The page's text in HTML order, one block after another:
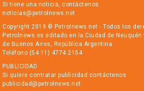
Si tiene una noticia, contáctenos
noticias@petrolnews.net
Copyright 2019 © Petrolnews.net - Todos los
Petrolnews es editado en la Ciudad de
de Buenos Aires, República Argentina
Teléfono (54 11) 4774 2154
PUBLICIDAD
Si quiere contratar publicidad contáctenos
publicidad@petrolnews.net